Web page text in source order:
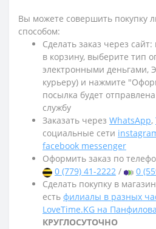
Вы можете совершить покупку
способом:
Сделать заказ через
в корзину, выберите тип
электронными деньгами,
курьеру) и нажмите
посылка будет
службу
Заказать через WhatsApp,
социальные сети
facebook messenger
Оформить заказ по
0 (779) 41-2222 /
0
Сделать покупку в
есть филиалы в разных
LoveTime.KG на Панфилова
КРУГЛОСУТОЧНО